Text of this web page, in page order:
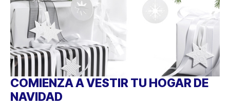
COMIENZA A VESTIR TU HOGAR DE
NAVIDAD